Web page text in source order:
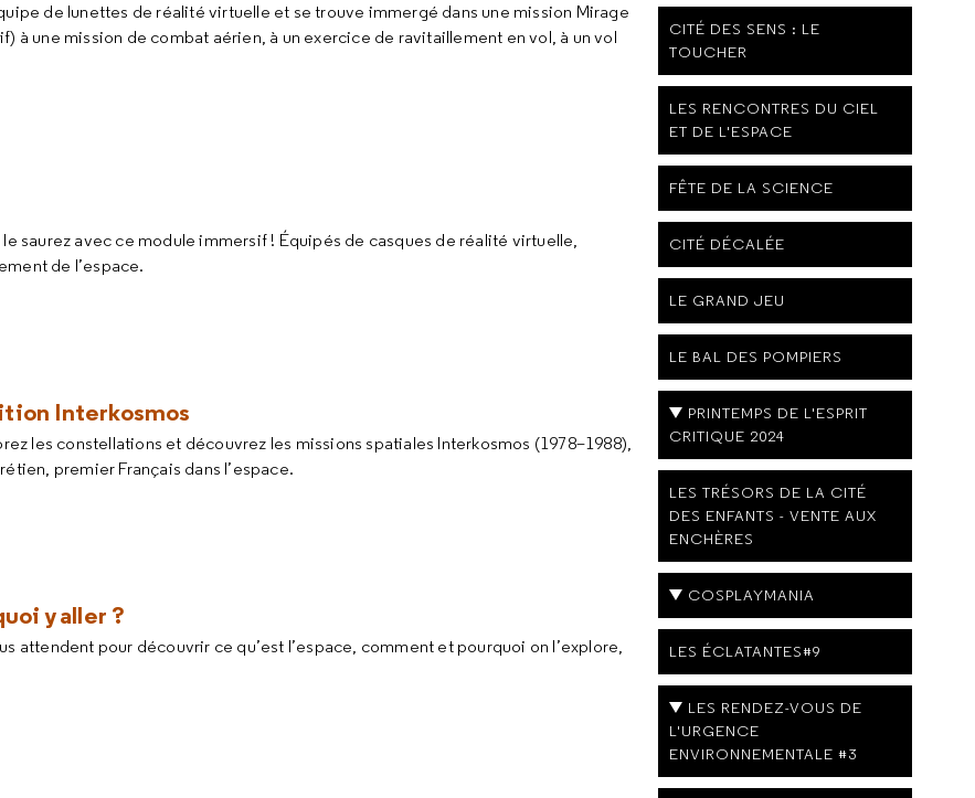
de lunettes de réalité virtuelle et se trouve immergé dans une mission Mirage
à une mission de combat aérien, à un exercice de ravitaillement en vol, à un vol
le saurez avec ce module immersif ! Équipés de casques de réalité virtuelle,
de l’espace.
Interkosmos
les constellations et découvrez les missions spatiales Interkosmos (1978–1988),
premier Français dans l’espace.
y aller ?
pour découvrir ce qu’est l’espace, comment et pourquoi on l’explore,
CITÉ DES SENS : LE
TOUCHER
LES RENCONTRES DU CIEL
ET DE L'ESPACE
FÊTE DE LA SCIENCE
CITÉ DÉCALÉE
LE GRAND JEU
LE BAL DES POMPIERS
PRINTEMPS DE L'ESPRIT
CRITIQUE 2024
LES TRÉSORS DE LA CITÉ
DES ENFANTS - VENTE AUX
ENCHÈRES
COSPLAYMANIA
LES ÉCLATANTES#9
LES RENDEZ-VOUS DE
L'URGENCE
ENVIRONNEMENTALE #3